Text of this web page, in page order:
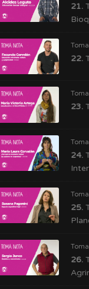
21.
22.
23.
24.
25.
26.